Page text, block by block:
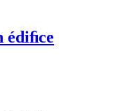
édiﬁce